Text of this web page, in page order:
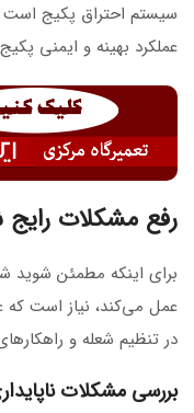
سیستم احتراق پکیج
عملکرد بهینه و ایمنی
رفع مشکلات رایج
برای اینکه مطمئن شوید
عمل می‌کند، نیاز است که
در تنظیم شعله و
بررسی مشکلات